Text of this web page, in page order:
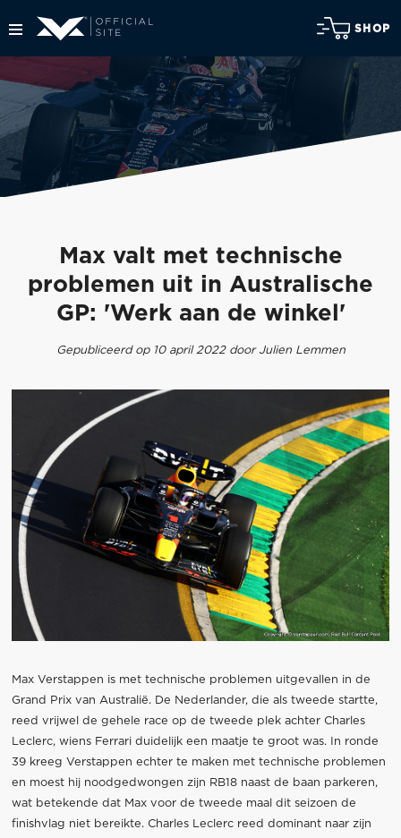
SHOP
Max valt met technische
problemen uit in Australische
GP: 'Werk aan de winkel'
Gepubliceerd op 10 april 2022 door Julien Lemmen
Max Verstappen is met technische problemen uitgevallen in de
Grand Prix van Australië. De Nederlander, die als tweede startte,
reed vrijwel de gehele race op de tweede plek achter Charles
Leclerc, wiens Ferrari duidelijk een maatje te groot was. In ronde
39 kreeg Verstappen echter te maken met technische problemen
en moest hij noodgedwongen zijn RB18 naast de baan parkeren,
wat betekende dat Max voor de tweede maal dit seizoen de
finishvlag niet bereikte. Charles Leclerc reed dominant naar zijn